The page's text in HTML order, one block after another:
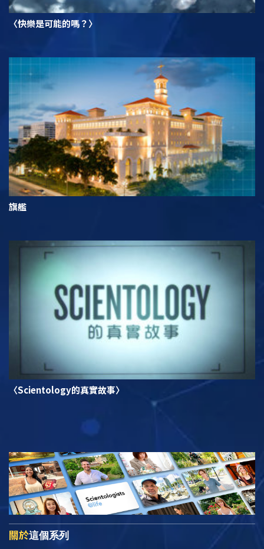
〈快樂是可能的嗎？〉
旗艦
〈Scientology的真實故事〉
關於這個系列